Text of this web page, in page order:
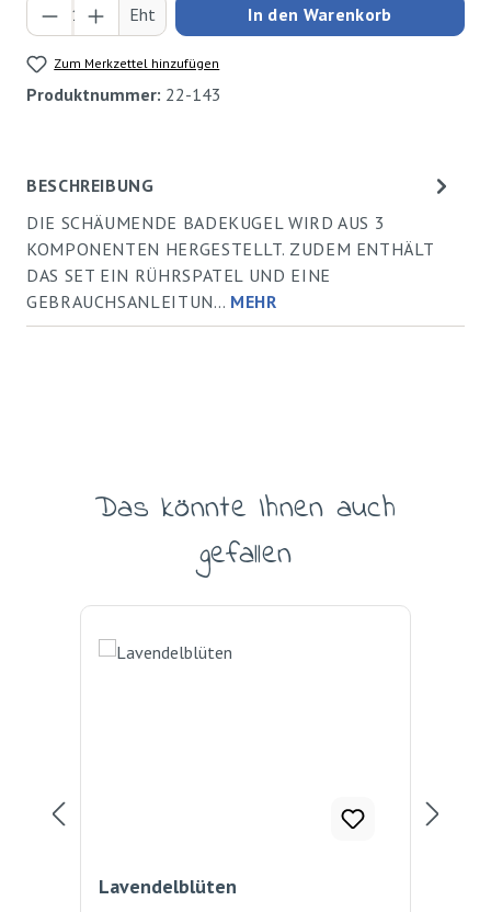
Produkt Anzahl: Gib den gewünschten Wert
Eht In den Warenkorb
Zum Merkzettel hinzufügen
Produktnummer: 22-143
BESCHREIBUNG
DIE SCHÄUMENDE BADEKUGEL WIRD AUS 3
KOMPONENTEN HERGESTELLT. ZUDEM ENTHÄLT
DAS SET EIN RÜHRSPATEL UND EINE
GEBRAUCHSANLEITUN… MEHR
Produktgalerie überspringen
Das könnte Ihnen auch
gefallen
Lavendelblüten